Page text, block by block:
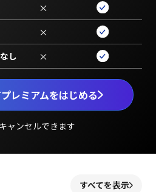
レミアムをはじめる
ャンセルできます
×
×
し ×
すべてを表示